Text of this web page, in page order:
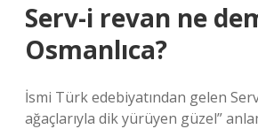
Serv-i revan ne
Osmanlıca?
İsmi Türk edebiyatından gelen
ağaçlarıyla dik yürüyen güzel”